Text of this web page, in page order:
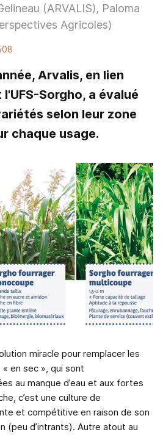
(ARVALIS), Paloma
Agricoles)
Arvalis, en lien
l'UFS-Sorgho, a évalué
selon leur zone
chaque usage.
miracle pour remplacer les
en sec », qui sont
au manque d’eau et aux fortes
c’est une culture de
et compétitive en raison de son
(peu d’intrants). Autre atout au